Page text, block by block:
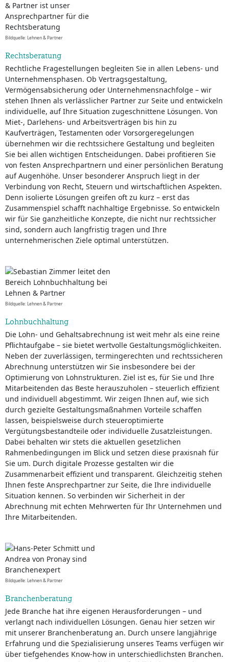
Bildquelle: Lehnen & Partner
Rechtsberatung
Rechtliche Fragestellungen begleiten Sie in allen Lebens- und
Unternehmensphasen. Ob Vertragsgestaltung,
Vermögensabsicherung oder Unternehmensnachfolge – wir
stehen Ihnen als verlässlicher Partner zur Seite und entwickeln
individuelle, auf Ihre Situation zugeschnittene Lösungen. Von
Miet-, Darlehens- und Arbeitsverträgen bis hin zu
Kaufverträgen, Testamenten oder Vorsorgeregelungen
übernehmen wir die rechtssichere Gestaltung und begleiten
Sie bei allen wichtigen Entscheidungen. Dabei profitieren Sie
von festen Ansprechpartnern und einer persönlichen Beratung
auf Augenhöhe. Unser besonderer Anspruch liegt in der
Verbindung von Recht, Steuern und wirtschaftlichen Aspekten.
Denn isolierte Lösungen greifen oft zu kurz – erst das
Zusammenspiel schafft nachhaltige Ergebnisse. So entwickeln
wir für Sie ganzheitliche Konzepte, die nicht nur rechtssicher
sind, sondern auch langfristig tragen und Ihre
unternehmerischen Ziele optimal unterstützen.
Bildquelle: Lehnen & Partner
Lohnbuchhaltung
Die Lohn- und Gehaltsabrechnung ist weit mehr als eine reine
Pflichtaufgabe – sie bietet wertvolle Gestaltungsmöglichkeiten.
Neben der zuverlässigen, termingerechten und rechtssicheren
Abrechnung unterstützen wir Sie insbesondere bei der
Optimierung von Lohnstrukturen. Ziel ist es, für Sie und Ihre
Mitarbeitenden das Beste herauszuholen – steuerlich effizient
und individuell abgestimmt. Wir zeigen Ihnen auf, wie sich
durch gezielte Gestaltungsmaßnahmen Vorteile schaffen
lassen, beispielsweise durch steueroptimierte
Vergütungsbestandteile oder individuelle Zusatzleistungen.
Dabei behalten wir stets die aktuellen gesetzlichen
Rahmenbedingungen im Blick und setzen diese praxisnah für
Sie um. Durch digitale Prozesse gestalten wir die
Zusammenarbeit effizient und transparent. Gleichzeitig stehen
Ihnen feste Ansprechpartner zur Seite, die Ihre individuelle
Situation kennen. So verbinden wir Sicherheit in der
Abrechnung mit echten Mehrwerten für Ihr Unternehmen und
Ihre Mitarbeitenden.
Bildquelle: Lehnen & Partner
Branchenberatung
Jede Branche hat ihre eigenen Herausforderungen – und
verlangt nach individuellen Lösungen. Genau hier setzen wir
mit unserer Branchenberatung an. Durch unsere langjährige
Erfahrung und die Spezialisierung unseres Teams verfügen wir
über tiefgehendes Know-how in unterschiedlichsten Branchen.